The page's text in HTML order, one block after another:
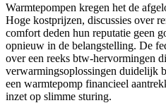
Warmtepompen kregen het de
Hoge kostprijzen, discussies over
comfort deden hun reputatie geen
opnieuw in de belangstelling. De
over een reeks btw-hervormingen
verwarmingsoplossingen duidelijk
een warmtepomp financieel
inzet op slimme sturing.